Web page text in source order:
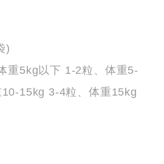
)
重5kg以下 1-2粒、体重5-
15kg 3-4粒、体重15kg